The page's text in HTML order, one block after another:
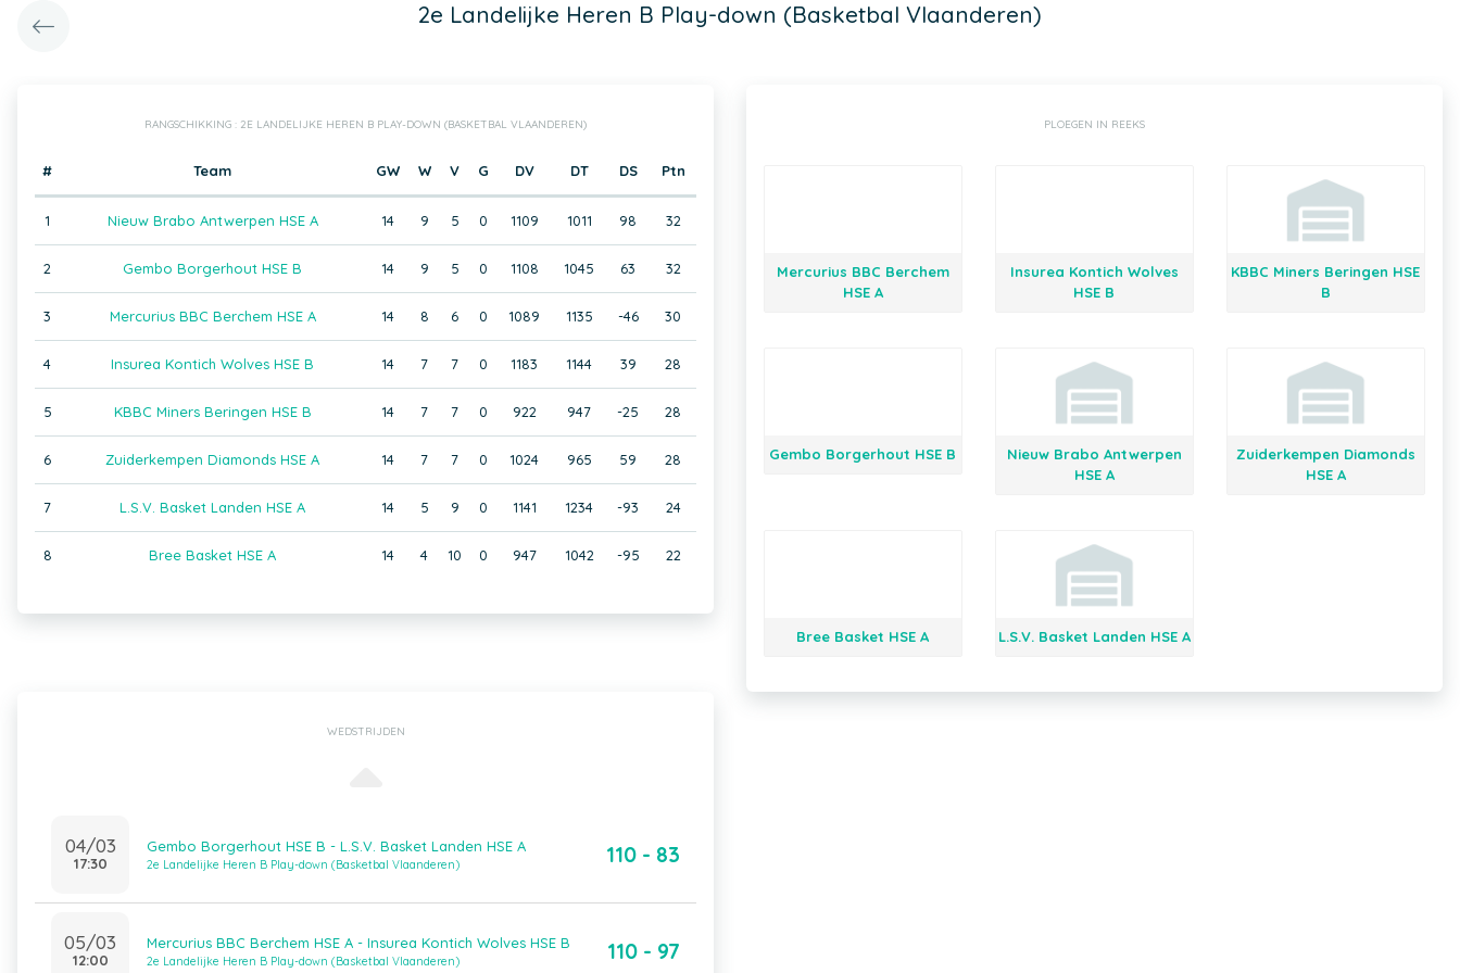
2e Landelijke Heren B Play-down (Basketbal Vlaanderen)
RANGSCHIKKING : 2E LANDELIJKE HEREN B PLAY-DOWN (BASKETBAL VLAANDEREN)
# Team GW W V G DV DT DS Ptn
1 Nieuw Brabo Antwerpen HSE A 14 9 5 0 1109 1011 98 32
2 Gembo Borgerhout HSE B 14 9 5 0 1108 1045 63 32
3 Mercurius BBC Berchem HSE A 14 8 6 0 1089 1135 -46 30
4 Insurea Kontich Wolves HSE B 14 7 7 0 1183 1144 39 28
5 KBBC Miners Beringen HSE B 14 7 7 0 922 947 -25 28
6 Zuiderkempen Diamonds HSE A 14 7 7 0 1024 965 59 28
7 L.S.V. Basket Landen HSE A 14 5 9 0 1141 1234 -93 24
8 Bree Basket HSE A 14 4 10 0 947 1042 -95 22
PLOEGEN IN REEKS
Mercurius BBC Berchem
HSE A
Insurea Kontich Wolves
HSE B
KBBC Miners Beringen HSE
B
Gembo Borgerhout HSE B
Nieuw Brabo Antwerpen
HSE A
Zuiderkempen Diamonds
HSE A
Bree Basket HSE A L.S.V. Basket Landen HSE A
WEDSTRIJDEN
04/03
17:30
Gembo Borgerhout HSE B - L.S.V. Basket Landen HSE A
2e Landelijke Heren B Play-down (Basketbal Vlaanderen) 110 - 83
05/03
12:00
Mercurius BBC Berchem HSE A - Insurea Kontich Wolves HSE B
2e Landelijke Heren B Play-down (Basketbal Vlaanderen) 110 - 97